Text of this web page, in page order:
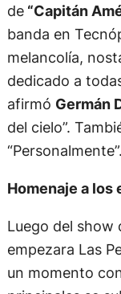
de“Capitán
banda en
melancolía,
dedicado a
afirmó Germán
del cielo”.
“Personalmente”.
Homenaje a
Luego del show
empezara Las
un momento